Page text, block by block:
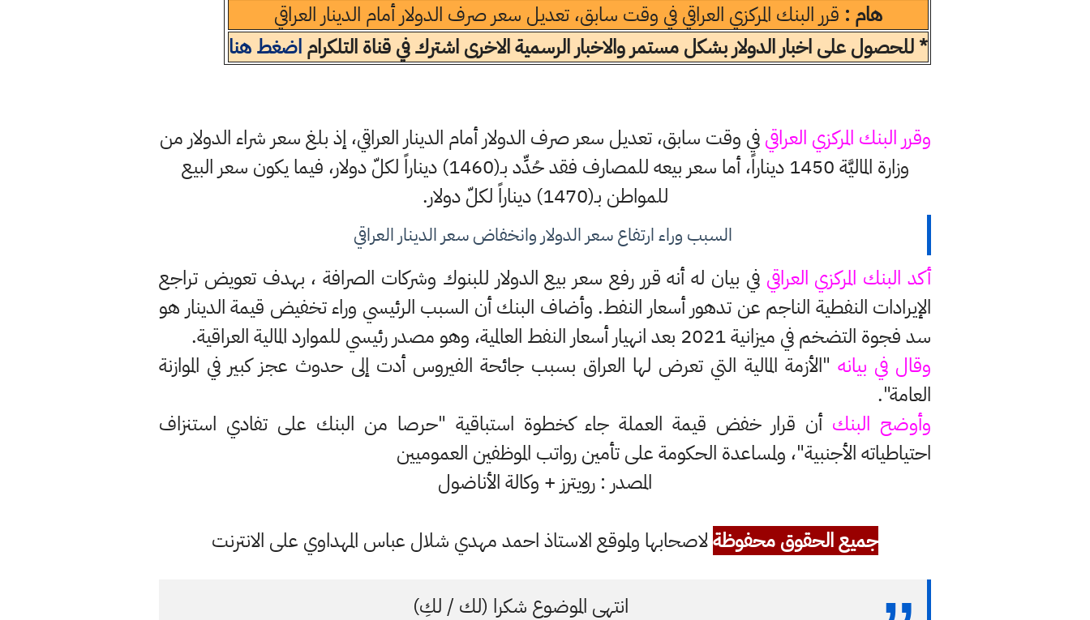
هام : قرر البنك المركزي العراقي في وقت سابق، تعديل سعر صرف الدولار أمام الدينار العراقي
* للحصول على اخبار الدولار بشكل مستمر والاخبار الرسمية الاخرى اشترك في قناة التلكراماضغط هنا
وقرر البنك المركزي العراقيفي وقت سابق، تعديل سعر صرف الدولار أمام الدينار العراقي، إذ بلغ سعر شراء الدولار من
وزارة الماليَّة 1450 ديناراً، أما سعر بيعه للمصارف فقد حُدِّد بـ(1460) ديناراً لكلّ دولار، فيما يكون سعر البيع
للمواطن بـ(1470) ديناراً لكلّ دولار.
السبب وراء ارتفاع سعر الدولار وانخفاض سعر الدينار العراقي
أكد البنك المركزي العراقي في بيان له أنه قرر رفع سعر بيع الدولار للبنوك وشركات الصرافة ، بهدف تعويض تراجع
الإيرادات النفطية الناجم عن تدهور أسعار النفط. وأضاف البنك أن السبب الرئيسي وراء تخفيض قيمة الدينار هو
سد فجوة التضخم في ميزانية 2021 بعد انهيار أسعار النفط العالمية، وهو مصدر رئيسي للموارد المالية العراقية.
وقال في بيانه "الأزمة المالية التي تعرض لها العراق بسبب جائحة الفيروس أدت إلى حدوث عجز كبير في الموازنة
العامة".
وأوضح البنك أن قرار خفض قيمة العملة جاء كخطوة استباقية "حرصا من البنك على تفادي استنزاف
احتياطياته الأجنبية"، ولمساعدة الحكومة على تأمين رواتب الموظفين العموميين
المصدر : رويترز + وكالة الأناضول
جميع الحقوق محفوظةلاصحابها ولموقع الاستاذ احمد مهدي شلال عباس المهداوي على الانترنت
انتهى الموضوع شكرا (لك / لكِ)